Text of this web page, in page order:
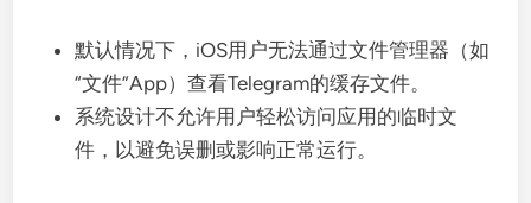
默认情况下，iOS用户无法通过文件管理器（如
“文件”App）查看Telegram的缓存文件。
系统设计不允许用户轻松访问应用的临时文
件，以避免误删或影响正常运行。